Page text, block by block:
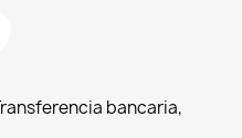
bancaria,